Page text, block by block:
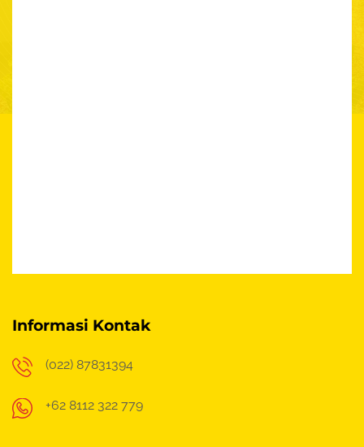
Informasi Kontak
(022) 87831394
+62 8112 322 779